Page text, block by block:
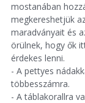
mostanában
megkereshetjük
maradványait és
örülnek, hogy ők
érdekes lenni.
- A pettyes
többesszámra.
- A táblakorallra